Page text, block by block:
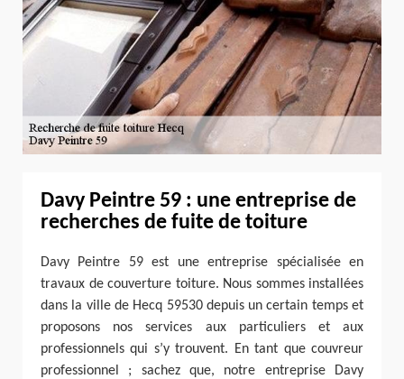
Davy Peintre 59 : une entreprise de
recherches de fuite de toiture
Davy Peintre 59 est une entreprise spécialisée en
travaux de couverture toiture. Nous sommes installées
dans la ville de Hecq 59530 depuis un certain temps et
proposons nos services aux particuliers et aux
professionnels qui s’y trouvent. En tant que couvreur
professionnel ; sachez que, notre entreprise Davy